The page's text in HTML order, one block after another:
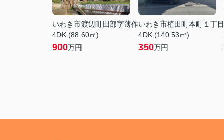
いわき市渡辺町田部字薄作
4DK (88.60㎡)
900万円
いわき市植田町本町１丁目
4DK (140.53㎡)
350万円